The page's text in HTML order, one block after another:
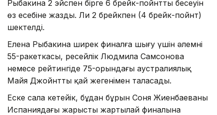
Рыбакина 2 эйспен бірге 6 брейк-пойнттың бесеуін
өз есебіне жазды. Ли 2 брейкпен (4 брейк-пойнт)
шектелді.
Елена Рыбакина ширек финалға шығу үшін әлемнің
55-ракеткасы, ресейлік Людмила Самсонова
немесе рейтингіде 75-орындағы аустралиялық
Майя Джойнттың қай жеңгенімен таласады.
Еске сала кетейік, бұдан бұрын Соня Жиенбаеваның
Испаниядағы жарыстың жартылай финалына